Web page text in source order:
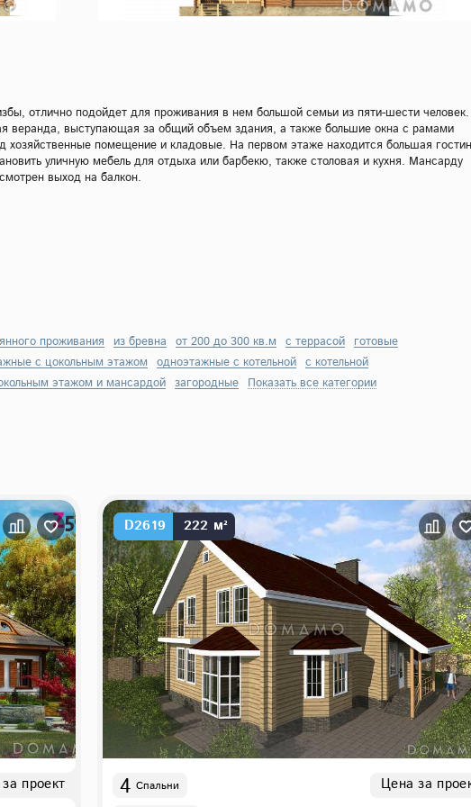
отлично подойдет для проживания в нем большой семьи из пяти-шести человек.
веранда, выступающая за общий объем здания, а также большие окна с рамами
хозяйственные помещение и кладовые. На первом этаже находится большая
уличную мебель для отдыха или барбекю, также столовая и кухня. Мансарду
выход на балкон.
проживания из бревна от 200 до 300 кв.м с террасой готовые
с цокольным этажом одноэтажные с котельной с котельной
этажом и мансардой загородные Показать все категории
проект
D2619 222 м²
4 Спальни Цена за